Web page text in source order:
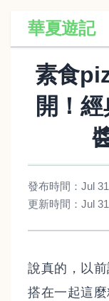
華夏遊記
素食
開！
發布時間：Jul
更新時間：Jul
說真的，以
搭在一起這